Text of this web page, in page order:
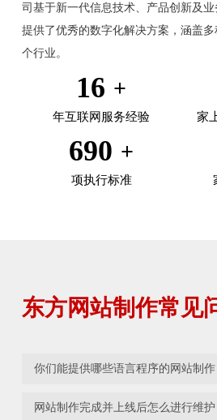
司基于新一代信息技术、产品创新及
提供了优秀的数字化解决方案，涵盖
个行业。
16
年互联网服务经验 家
690
项执行标准
东方网站制作常见
你们能提供哪些语言程序的网站制作
网站制作完成并上线后怎么进行维护